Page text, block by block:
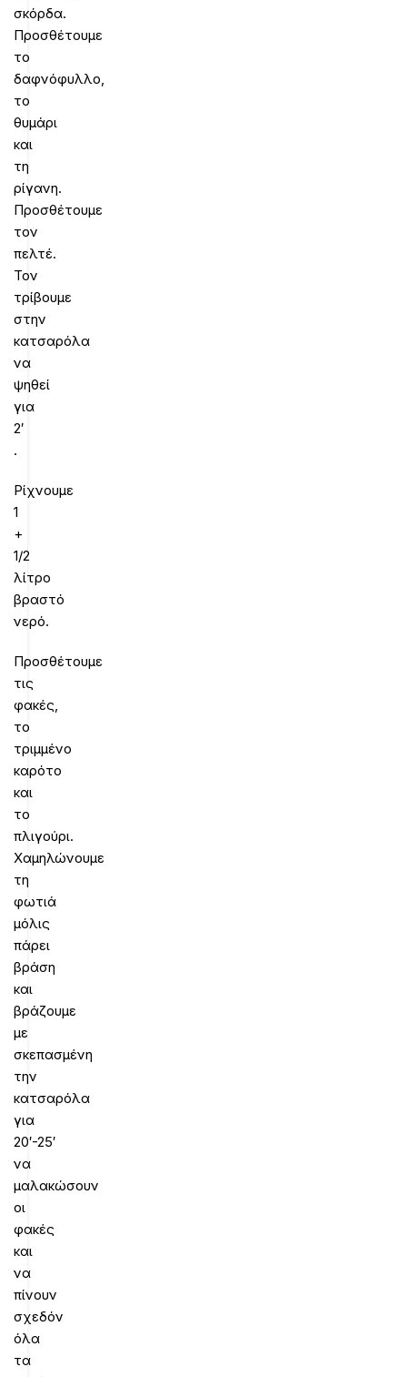
σκόρδα.
Προσθέτουμε
το
δαφνόφυλλο,
το
θυμάρι
και
τη
ρίγανη.
Προσθέτουμε
τον
πελτέ.
Τον
τρίβουμε
στην
κατσαρόλα
να
ψηθεί
για
2′
.
Ρίχνουμε
1
+
1/2
λίτρο
βραστό
νερό.
Προσθέτουμε
τις
φακές,
το
τριμμένο
καρότο
και
το
πλιγούρι.
Χαμηλώνουμε
τη
φωτιά
μόλις
πάρει
βράση
και
βράζουμε
με
σκεπασμένη
την
κατσαρόλα
για
20′-25′
να
μαλακώσουν
οι
φακές
και
να
πίνουν
σχεδόν
όλα
τα